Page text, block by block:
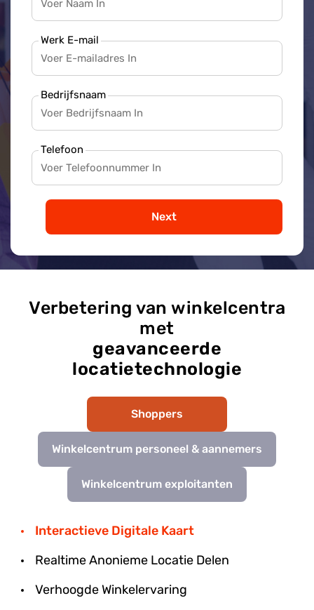
Werk E-mail
Bedrijfsnaam
Telefoon
Next
Verbetering van winkelcentra
met
geavanceerde
locatietechnologie
Shoppers
Winkelcentrum personeel & aannemers
Winkelcentrum exploitanten
Interactieve Digitale Kaart
Realtime Anonieme Locatie Delen
Verhoogde Winkelervaring